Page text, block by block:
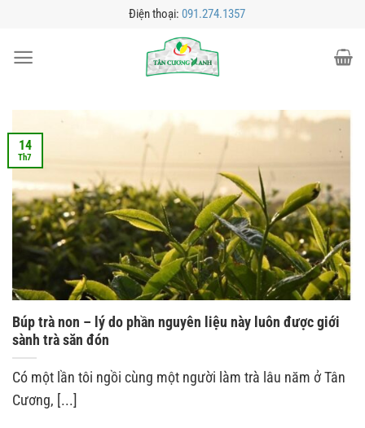
nội
Điện thoại: 091.274.1357
Búp trà non – lý do phần nguyên liệu này luôn được giới
sành trà săn đón
Có một lần tôi ngồi cùng một người làm trà lâu năm ở Tân
Cương, [...]
14
Th7